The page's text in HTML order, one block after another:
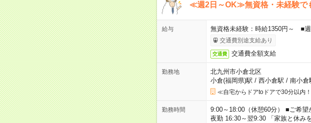
≪週2日～OK≫無資格・未経験で
給与 無資格未経験：時給1350円～ ■
交通費別途支給あり
交通費 交通費全額支給
勤務地
北九州市小倉北区
小倉(福岡県)駅 / 西小倉駅 / 南小倉
≪自宅からドアtoドアで30分以内
勤務時間
9:00～18:00（休憩60分） ■ご希
夜勤 16:30～翌9:30 「家族と休み